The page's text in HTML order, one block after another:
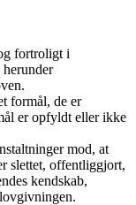
fortroligt i
formål, de er
er opfyldt eller ikke
mod, at
slettet, offentliggjort,
kendskab,